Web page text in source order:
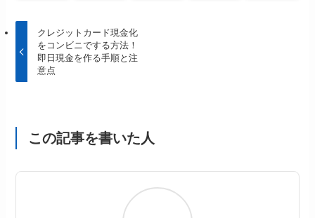
クレジットカード現金化
をコンビニでする方法！
即日現金を作る手順と注
意点
この記事を書いた人